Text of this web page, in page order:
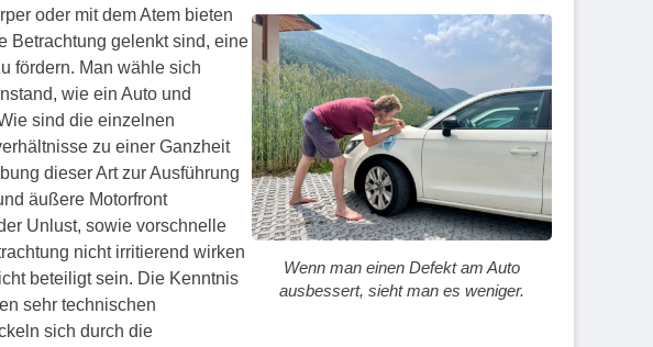
oder mit dem Atem bieten
Betrachtung gelenkt sind, eine
fördern. Man wähle sich
wie ein Auto und
sind die einzelnen
zu einer Ganzheit
dieser Art zur Ausführung
äußere Motorfront
Unlust, sowie vorschnelle
nicht irritierend wirken
beteiligt sein. Die Kenntnis
sehr technischen
sich durch die
Wenn man einen Defekt am Auto
ausbessert, sieht man es weniger.